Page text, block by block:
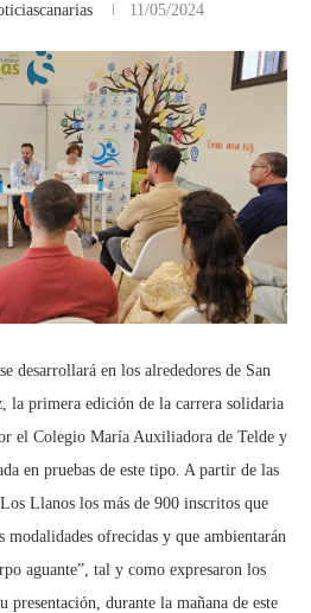
11/05/2024
desarrollará en los alrededores de San
la primera edición de la carrera solidaria
el Colegio María Auxiliadora de Telde y
en pruebas de este tipo. A partir de las
Llanos los más de 900 inscritos que
modalidades ofrecidas y que ambientarán
aguante”, tal y como expresaron los
presentación, durante la mañana de este